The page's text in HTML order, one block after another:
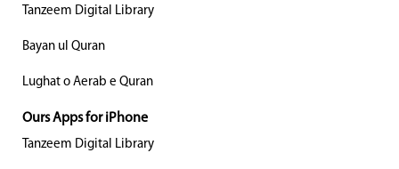
Tanzeem Digital Library
Bayan ul Quran
Lughat o Aerab e Quran
Ours Apps for iPhone
Tanzeem Digital Library